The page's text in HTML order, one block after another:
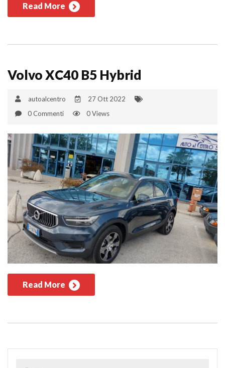
Read More
Volvo XC40 B5 Hybrid
autoalcentro
27 Ott 2022
0 Commenti
0 Views
Read More